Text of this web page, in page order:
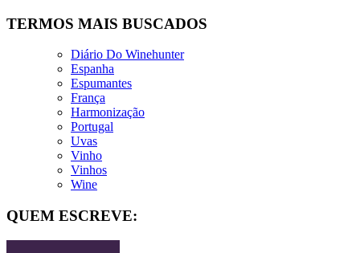
TERMOS MAIS BUSCADOS
Diário Do Winehunter
Espanha
Espumantes
França
Harmonização
Portugal
Uvas
Vinho
Vinhos
Wine
QUEM ESCREVE: